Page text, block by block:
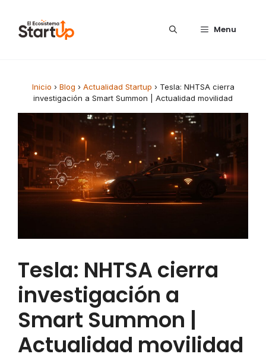
Menu
Inicio › Blog › Actualidad Startup › Tesla: NHTSA cierra
investigación a Smart Summon | Actualidad movilidad
Tesla: NHTSA cierra
investigación a
Smart Summon |
Actualidad movilidad